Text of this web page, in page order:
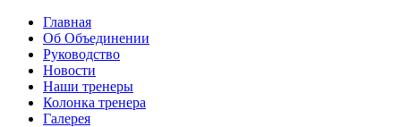
Главная
Об Объединении
Руководство
Новости
Наши тренеры
Колонка тренера
Галерея